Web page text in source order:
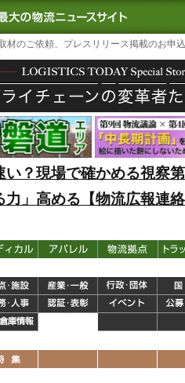
TODAY｜国内最大の物流
材のご依頼、プレスリリース掲載のお申
？現場で確かめる視察
」高める【物流広報連